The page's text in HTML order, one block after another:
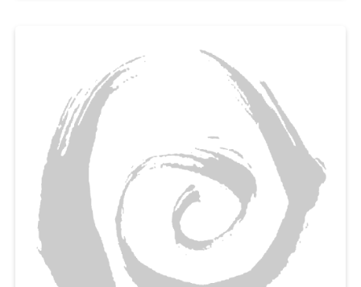
넘 부드럽고 사랑스럽게 넘어가요!
어린이, 노인, 환자분들도 좋아할 것 같아요.
와~ 너무 부드럽고 달콤한 맛이에요^^
친구야~ 같이 먹자!
베이킹을 했는데도 바나나의 신선한 맛이 그대로여서 좋아요
넘넘 건강한 맛! 단맛이 강하지 않아 좋아요!